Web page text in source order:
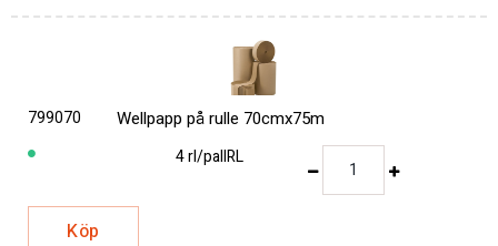
799070 Wellpapp på rulle 70cmx75m
4 rl/pallRL
Köp